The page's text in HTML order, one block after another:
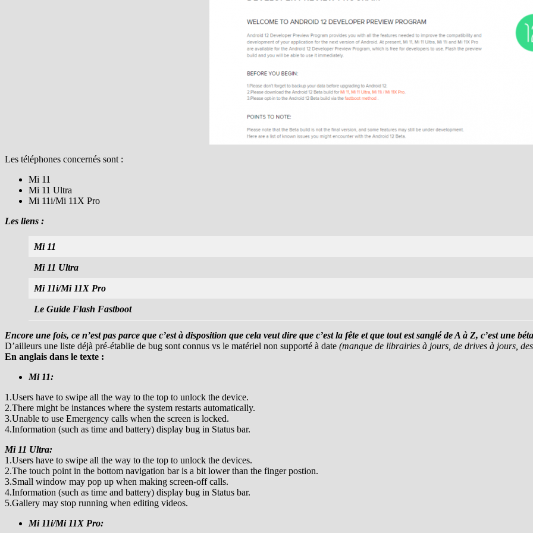
Les téléphones concernés sont :
Mi 11
Mi 11 Ultra
Mi 11i/Mi 11X Pro
Les liens :
Mi 11
Mi 11 Ultra
Mi 11i/Mi 11X Pro
Le Guide Flash Fastboot
Encore une fois, ce n’est pas parce que c’est à disposition que cela veut dire que c’est la fête et que tout est sanglé de A à Z, c’est une
D’ailleurs une liste déjà pré-établie de bug sont connus vs le matériel non supporté à date (manque de librairies à jours, de drives à jours,
En anglais dans le texte :
Mi 11:
1.Users have to swipe all the way to the top to unlock the device.
2.There might be instances where the system restarts automatically.
3.Unable to use Emergency calls when the screen is locked.
4.Information (such as time and battery) display bug in Status bar.
Mi 11 Ultra:
1.Users have to swipe all the way to the top to unlock the devices.
2.The touch point in the bottom navigation bar is a bit lower than the finger postion.
3.Small window may pop up when making screen-off calls.
4.Information (such as time and battery) display bug in Status bar.
5.Gallery may stop running when editing videos.
Mi 11i/Mi 11X Pro: